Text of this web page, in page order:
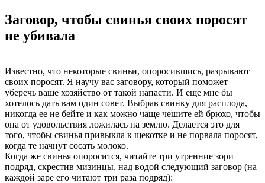
Заговор, чтобы свинья своих поросят
не убивала
Известно, что некоторые свиньи, опоросившись, разрывают
своих поросят. Я научу вас заговору, который поможет
уберечь ваше хозяйство от такой напасти. И еще мне бы
хотелось дать вам один совет. Выбрав свинку для расплода,
никогда ее не бейте и как можно чаще чешите ей брюхо, чтобы
она от удовольствия ложилась на землю. Делается это для
того, чтобы свинья привыкла к щекотке и не порвала поросят,
когда те начнут сосать молоко.
Когда же свинья опоросится, читайте три утренние зори
подряд, скрестив мизинцы, над водой следующий заговор (на
каждой заре его читают три раза подряд):